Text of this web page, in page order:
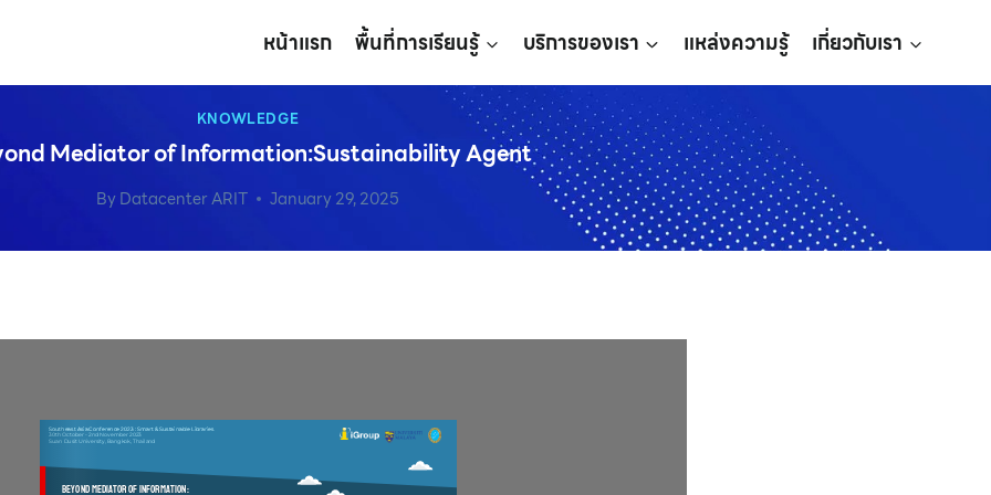
หน้าแรก พื้นที่การเรียนรู้ บริการของเรา แหล่งความรู้ เกี่ยวกับเรา
KNOWLEDGE
Mediator of Information:Sustainability Agent
ByDatacenter ARIT January 29, 2025